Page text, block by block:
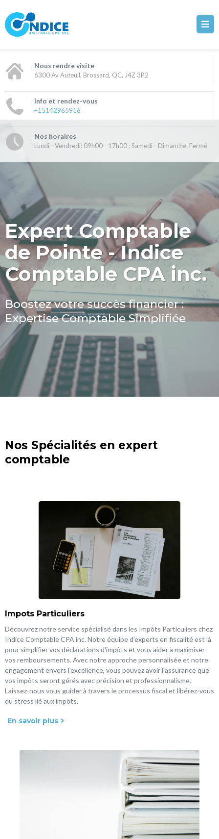
Nous rendre visite
6300 Av Auteuil, Brossard, QC, J4Z 3P2
Info et rendez-vous
+15142965916
Nos horaires
Lundi - Vendredi: 09h00 - 17h00 ; Samedi - Dimanche: Fermé
Expert Comptable
de Pointe - Indice
Comptable CPA inc.
Boostez votre succès financier :
Expertise Comptable Simplifiée
Nos Spécialités en expert
comptable
Impots Particuliers
Découvrez notre service spécialisé dans les Impôts Particuliers chez
Indice Comptable CPA inc. Notre équipe d'experts en fiscalité est là
pour simplifier vos déclarations d'impôts et vous aider à maximiser
vos remboursements. Avec notre approche personnalisée et notre
engagement envers l'excellence, vous pouvez avoir l'assurance que
vos impôts seront gérés avec précision et professionnalisme.
Laissez-nous vous guider à travers le processus fiscal et libérez-vous
du stress lié aux impôts.
En savoir plus